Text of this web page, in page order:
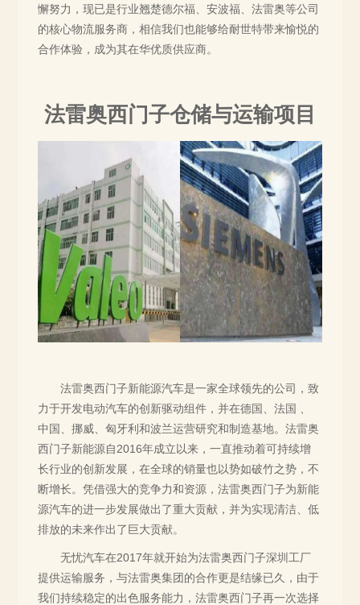
懈努力，现已是行业翘楚德尔福、安波福、法雷奥等公司
的核心物流服务商，相信我们也能够给耐世特带来愉悦的
合作体验，成为其在华优质供应商。
法雷奥西门子仓储与运输项目
法雷奥西门子新能源汽车是一家全球领先的公司，致
力于开发电动汽车的创新驱动组件，并在德国、法国 、
中国、挪威、匈牙利和波兰运营研究和制造基地。法雷奥
西门子新能源自2016年成立以来，一直推动着可持续增
长行业的创新发展，在全球的销量也以势如破竹之势，不
断增长。凭借强大的竞争力和资源，法雷奥西门子为新能
源汽车的进一步发展做出了重大贡献，并为实现清洁、低
排放的未来作出了巨大贡献。
无忧汽车在2017年就开始为法雷奥西门子深圳工厂
提供运输服务，与法雷奥集团的合作更是结缘已久，由于
我们持续稳定的出色服务能力，法雷奥西门子再一次选择